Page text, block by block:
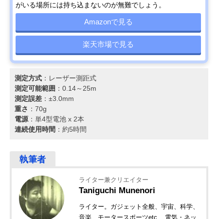
がいる場所には持ち込まないのが無難でしょう。
Amazonで見る
楽天市場で見る
測定方式 ：レーザー測距式
測定可能範囲 ：0.14～25m
測定誤差 ：±3.0mm
重さ ：70g
電源：単4型電池 x 2本
連続使用時間 ：約5時間
ライター兼クリエイター
Taniguchi Munenori
ライター。ガジェット全般、宇宙、科学、